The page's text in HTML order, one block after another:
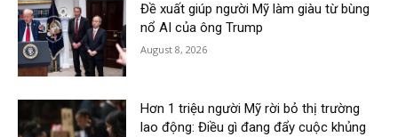
Đề xuất giúp người Mỹ làm giàu từ bùng
nổ AI của ông Trump
August 8, 2026
Hơn 1 triệu người Mỹ rời bỏ thị trường
lao động: Điều gì đang đẩy cuộc khủng